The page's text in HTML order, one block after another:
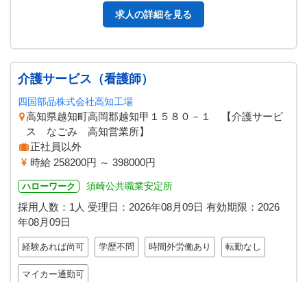
求人の詳細を見る
介護サービス（看護師）
四国部品株式会社高知工場
高知県越知町高岡郡越知甲１５８０－１ 【介護サービ
ス なごみ 高知営業所】
正社員以外
時給 258200円 ～ 398000円
ハローワーク 須崎公共職業安定所
採用人数：1人 受理日： 2026年08月09日 有効期限： 2026
年08月09日
経験あれば尚可 学歴不問 時間外労働あり 転勤なし
マイカー通勤可